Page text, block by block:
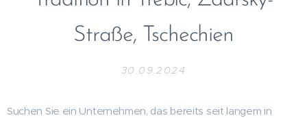
Straße, Tschechien
30.09.2024
Suchen Sie ein Unternehmen, das bereits seit langem in